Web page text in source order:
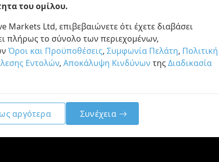
του ομίλου.
Markets Ltd, επιβεβαιώνετε ότι έχετε διαβάσει
πλήρως το σύνολο των περιεχομένων,
Όροι και Προϋποθέσεις, Συμφωνία Πελάτη, Πολιτική
Εντολών, Αποκάλυψη Κινδύνων τηςΔιαδικασία
αργότερα Συνέχεια